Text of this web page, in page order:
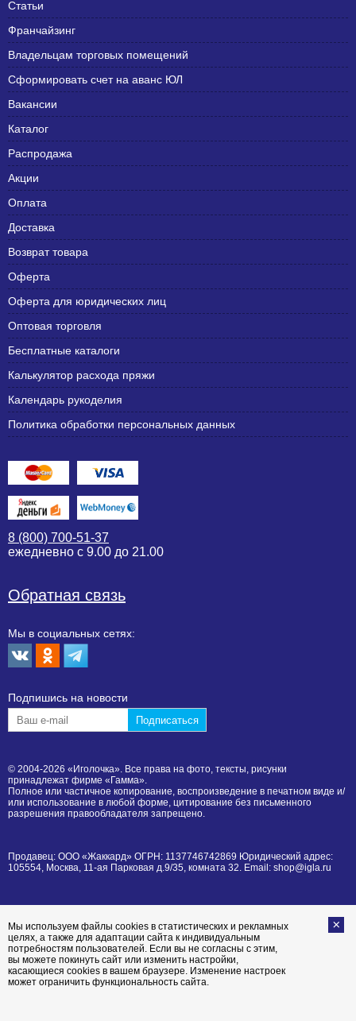
Статьи
Франчайзинг
Владельцам торговых помещений
Сформировать счет на аванс ЮЛ
Вакансии
Каталог
Распродажа
Акции
Оплата
Доставка
Возврат товара
Оферта
Оферта для юридических лиц
Оптовая торговля
Бесплатные каталоги
Калькулятор расхода пряжи
Календарь рукоделия
Политика обработки персональных данных
8 (800) 700-51-37
ежедневно с 9.00 до 21.00
Обратная связь
Мы в социальных сетях:
Подпишиcь на новости
© 2004-2026 «Иголочка». Все права на фото, тексты, рисунки
принадлежат фирме «Гамма».
Полное или частичное копирование, воспроизведение в печатном виде и/
или использование в любой форме, цитирование без письменного
разрешения правообладателя запрещено.
Продавец: ООО «Жаккард» ОГРН: 1137746742869 Юридический адрес:
105554, Москва, 11-ая Парковая д.9/35, комната 32. Email: shop@igla.ru
Мы используем файлы cookies в статистических и рекламных
целях, а также для адаптации сайта к индивидуальным
потребностям пользователей. Если вы не согласны с этим,
вы можете покинуть сайт или изменить настройки,
касающиеся cookies в вашем браузере. Изменение настроек
может ограничить функциональность сайта.